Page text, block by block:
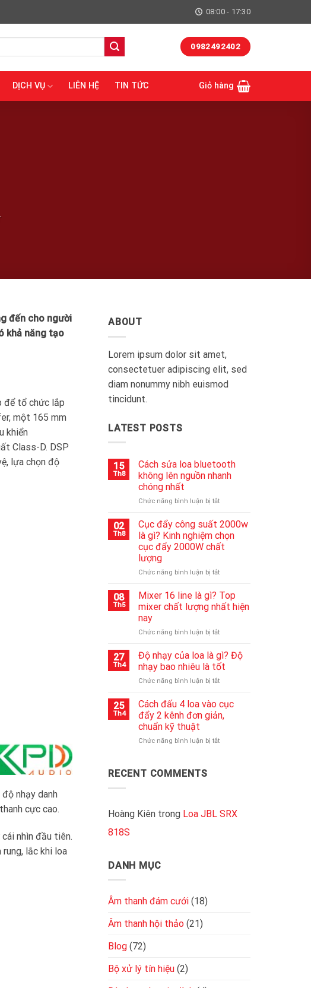
08:00 - 17:30
0982492402
DỊCH VỤ LIÊN HỆ TIN TỨC Giỏ hàng
đến cho người
khả năng tạo
để tổ chức lắp
một 165 mm
khiển
Class-D. DSP
lựa chọn độ
nhạy danh
cực cao.
nhìn đầu tiên.
lắc khi loa
ABOUT
Lorem ipsum dolor sit amet,
consectetuer adipiscing elit, sed
diam nonummy nibh euismod
tincidunt.
LATEST POSTS
15
Th8
Cách sửa loa bluetooth
không lên nguồn nhanh
chóng nhất
Chức năng bình luận bị tắtở
sửa
loa
bluetooth
không
nguồn
chóng
nhất
02
Th8
Cục đẩy công suất 2000w
là gì? Kinh nghiệm chọn
cục đẩy 2000W chất
lượng
Chức năng bình luận bị tắtở
đẩy
công
suất
là
Kinh
nghiệm
cục
2000W
chất
08
Th5
Mixer 16 line là gì? Top
mixer chất lượng nhất hiện
nay
Chức năng bình luận bị tắtở
16
line
là
gì?
mixer
chất
hiện
27
Th4
Độ nhạy của loa là gì? Độ
nhạy bao nhiêu là tốt
Chức năng bình luận bị tắtở
nhạy
của
loa
gì?
25
Th4
Cách đấu 4 loa vào cục
đẩy 2 kênh đơn giản,
chuẩn kỹ thuật
Chức năng bình luận bị tắtở
đẩy
RECENT COMMENTS
Hoàng Kiên trong Loa JBL SRX
818S
DANH MỤC
Âm thanh đám cưới (18)
Âm thanh hội thảo (21)
Blog (72)
Bộ xử lý tín hiệu (2)